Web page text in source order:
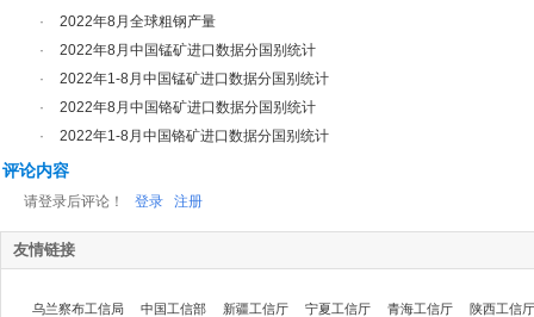
·
2022年8月全球粗钢产量
·
2022年8月中国锰矿进口数据分国别统计
·
2022年1-8月中国锰矿进口数据分国别统计
·
2022年8月中国铬矿进口数据分国别统计
·
2022年1-8月中国铬矿进口数据分国别统计
评论内容
请登录后评论！ 登录 注册
友情链接
乌兰察布工信局 中国工信部 新疆工信厅 宁夏工信厅 青海工信厅 陕西工信厅